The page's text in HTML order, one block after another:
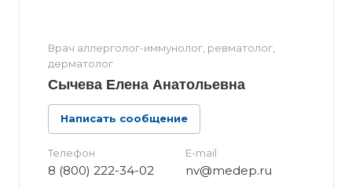
Врач аллерголог-иммунолог, ревматолог,
дерматолог
Сычева Елена Анатольевна
Написать сообщение
Телефон
8 (800) 222-34-02
E-mail
nv@medep.ru